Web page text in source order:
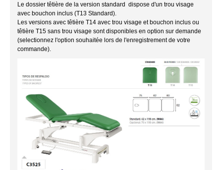
Le dossier têtière de la version standard dispose d'un trou visage
avec bouchon inclus (T13 Standard).
Les versions avec têtière T14 avec trou visage et bouchon inclus ou
têtière T15 sans trou visage sont disponibles en option sur demande
(selectionnez l'option souhaitée lors de l'enregistrement de votre
commande).